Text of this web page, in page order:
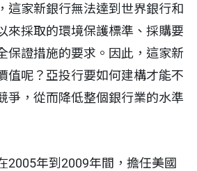
這家新銀行無法達到世界銀行和
來採取的環境保護標準、採購要
保證措施的要求。因此，這家新
值呢？亞投行要如何建構才能不
爭，從而降低整個銀行業的水準
2005年到2009年間，擔任美國